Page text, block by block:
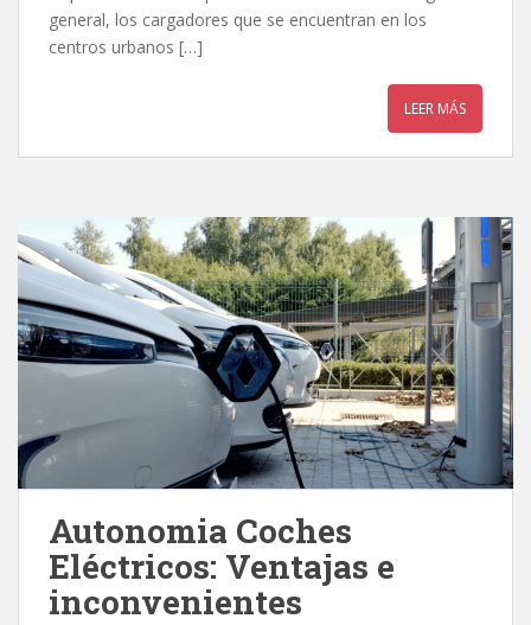
general, los cargadores que se encuentran en los
centros urbanos […]
LEER MÁS
Autonomia Coches
Eléctricos: Ventajas e
inconvenientes